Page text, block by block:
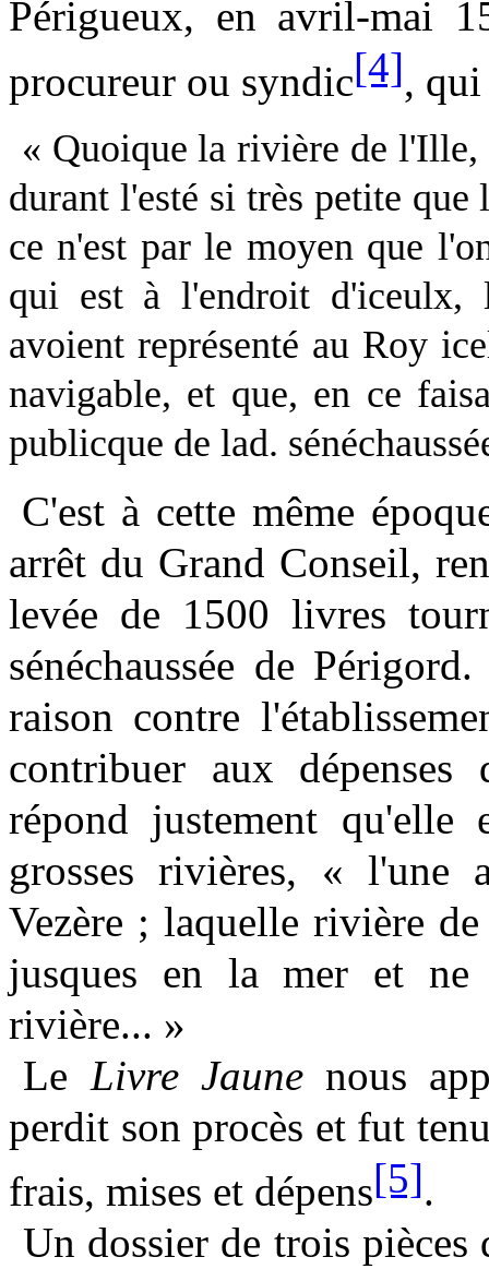
Périgueux, en avril-mai
procureur ou syndic[4],
« Quoique la rivière de l'Ille,
durant l'esté si très petite
ce n'est par le moyen que
qui est à l'endroit d'iceulx,
avoient représenté au Roy
navigable, et que, en ce
publicque de lad.
C'est à cette même
arrêt du Grand Conseil,
levée de 1500 livres
sénéchaussée de
raison contre
contribuer aux
répond justement qu'elle
grosses rivières, « l'une
Vezère ; laquelle rivière
jusques en la mer et ne
rivière... »
Le Livre Jaune nous
perdit son procès et fut
frais, mises et dépens[5].
Un dossier de trois